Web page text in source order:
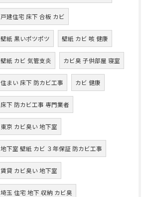
戸建住宅 床下 合板 カビ
壁紙 黒いポツポツ 壁紙 カビ 咳 健康
壁紙 カビ 気管支炎 カビ臭 子供部屋 寝室
住まい 床下 防カビ工事 カビ 健康
床下 防カビ工事 専門業者
東京 カビ臭い 地下室
地下室 壁紙 カビ ３年保証 防カビ工事
賃貸 カビ臭い 地下室
埼玉 住宅 地下 収納 カビ臭